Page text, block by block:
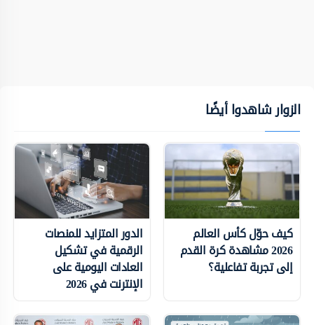
الزوار شاهدوا أيضًا
كيف حوّل كأس العالم
2026 مشاهدة كرة القدم
إلى تجربة تفاعلية؟
الدور المتزايد للمنصات
الرقمية في تشكيل
العادات اليومية على
الإنترنت في 2026